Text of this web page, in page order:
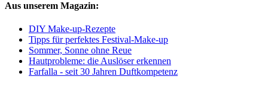
Aus unserem Magazin:
DIY Make-up-Rezepte
Tipps für perfektes Festival-Make-up
Sommer, Sonne ohne Reue
Hautprobleme: die Auslöser erkennen
Farfalla - seit 30 Jahren Duftkompetenz